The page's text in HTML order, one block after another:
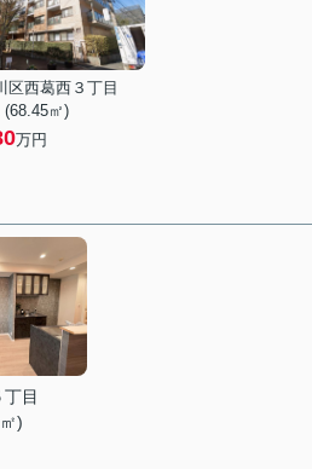
区西葛西３丁目
(68.45㎡)
万円
目
)